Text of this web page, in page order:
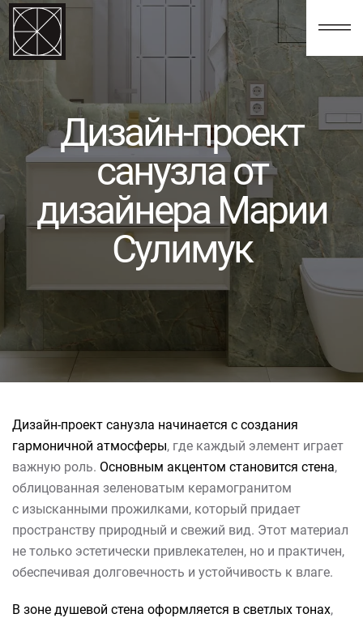
123
Дизайн-проект
санузла от
дизайнера Марии
Сулимук
Дизайн-проект санузла начинается с создания
гармоничной атмосферы, где каждый элемент играет
важную роль. Основным акцентом становится стена,
облицованная зеленоватым керамогранитом
с изысканными прожилками, который придает
пространству природный и свежий вид. Этот материал
не только эстетически привлекателен, но и практичен,
обеспечивая долговечность и устойчивость к влаге.
В зоне душевой стена оформляется в светлых тонах,